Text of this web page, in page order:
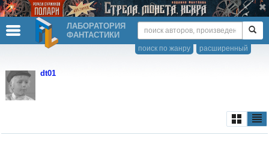
ЛАБОРАТОРИЯ
ФАНТАСТИКИ
расширенный
поиск по жанру
dt01